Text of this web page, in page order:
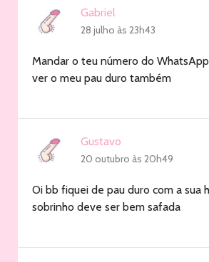
Gabriel
28 julho às 23h43
Mandar o teu número do
ver o meu pau duro também
Gustavo
20 outubro às 20h49
Oi bb fiquei de pau duro com a sua
sobrinho deve ser bem safada